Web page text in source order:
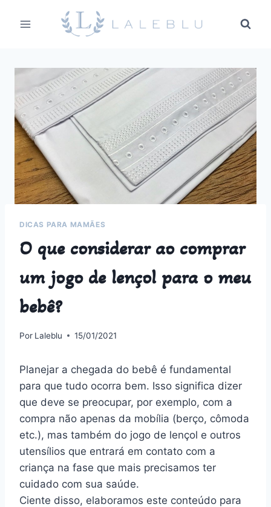
para
DICAS PARA MAMÃES
O que considerar ao comprar
um jogo de lençol para o meu
bebê?
Por Laleblu 15/01/2021
Planejar a chegada do bebê é fundamental
para que tudo ocorra bem. Isso significa dizer
que deve se preocupar, por exemplo, com a
compra não apenas da mobília (berço, cômoda
etc.), mas também do jogo de lençol e outros
utensílios que entrará em contato com a
criança na fase que mais precisamos ter
cuidado com sua saúde.
Ciente disso, elaboramos este conteúdo para